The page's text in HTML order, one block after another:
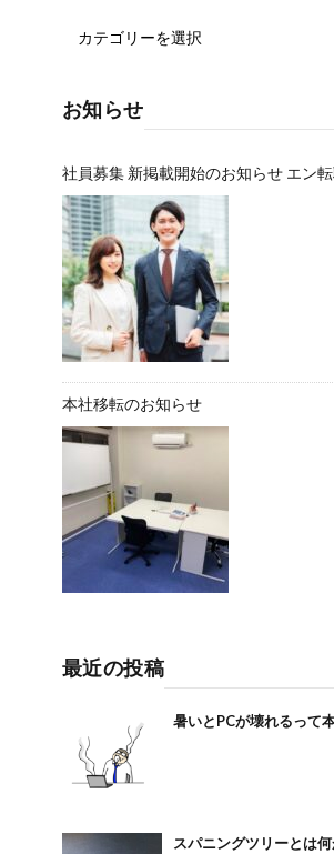
お知らせ
社員募集 新掲載開始のお知らせ エン
本社移転のお知らせ
最近の投稿
暑いとPCが壊れるって
スパニングツリーとは